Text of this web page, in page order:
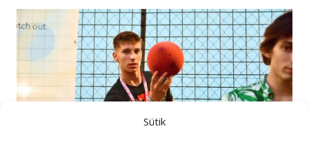
Sütik